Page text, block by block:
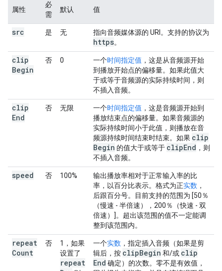
属性
必
需
默认 值
src 是 无 指向音频媒体源的 URI。支持的协议为
https。
clip
Begin
否 0 一个时间指定值 ，这是从音频源开始
到播放开始点的偏移量。如果此值大
于或等于音频源的实际持续时间，则
不插入音频。
clip
End
否 无限 一个时间指定值 ，这是音频源开始到
播放结束点的偏移量。如果音频源的
实际持续时间小于此值，则播放在音
频源持续时间结束时结束。如果 clip
Begin 的值大于或等于 clipEnd ，则
不插入音频。
speed 否 100%
输出播放率相对于正常输入率的比
率，以百分比表示。格式为正实数 ，
后跟百分号。目前支持的范围为 [50％
（慢速 - 半倍速），200％（快速 - 双
倍速）]。超出该范围的值不一定能调
整到该范围内。
repeat
Count
否
1，如果
设置了
repeat
一个实数 ，指定插入音频（如果是剪
辑后，按 clipBegin 和/或 clip
End 确定）的次数。零不是有效值，